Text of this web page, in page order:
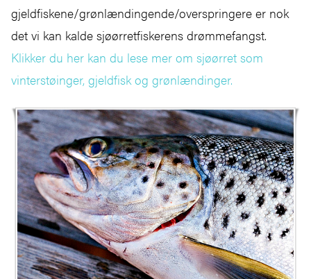
gjeldfiskene/grønlændingende/overspringere er nok
det vi kan kalde sjøørretfiskerens drømmefangst.
Klikker du her kan du lese mer om sjøørret som
vinterstøinger, gjeldfisk og grønlændinger.